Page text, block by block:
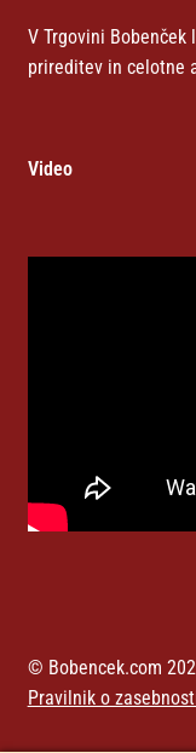
V Trgovini
prireditev in celotne
Video
© Bobencek.com
Pravilnik o